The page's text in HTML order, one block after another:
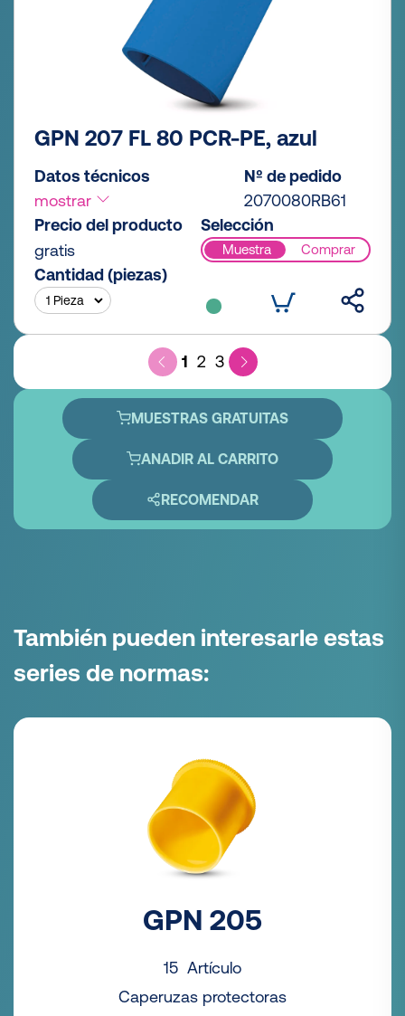
GPN 207 FL 80 PCR-PE, azul
Datos técnicos
mostrar
Nº de pedido
2070080RB61
Precio del producto
gratis
Selección
Muestra Comprar
Cantidad (piezas)
1 2 3
MUESTRAS GRATUITAS
ANADIR AL CARRITO
RECOMENDAR
También pueden interesarle estas
series de normas:
GPN 205
15 Artículo
Caperuzas protectoras